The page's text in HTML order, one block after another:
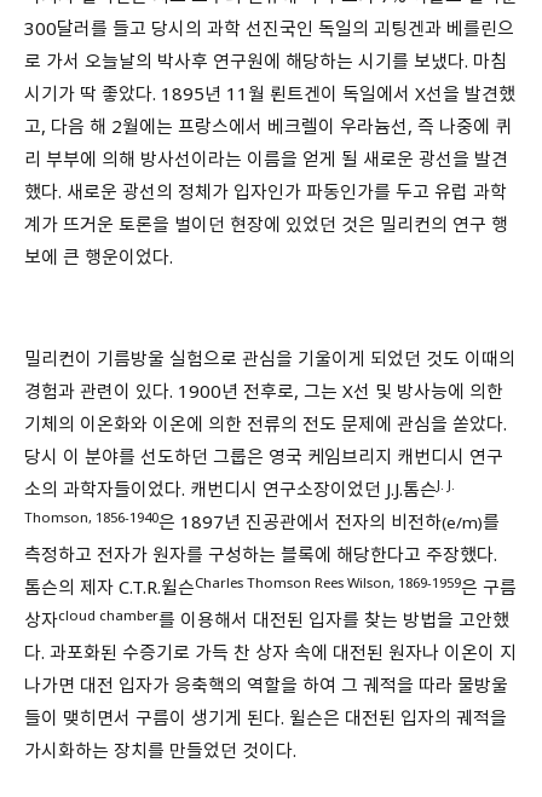
300달러를 들고 당시의 과학 선진국인 독일의 괴팅겐과 베를린으
로 가서 오늘날의 박사후 연구원에 해당하는 시기를 보냈다. 마침
시기가 딱 좋았다. 1895년 11월 뢴트겐이 독일에서 X선을 발견했
고, 다음 해 2월에는 프랑스에서 베크렐이 우라늄선, 즉 나중에 퀴
리 부부에 의해 방사선이라는 이름을 얻게 될 새로운 광선을 발견
했다. 새로운 광선의 정체가 입자인가 파동인가를 두고 유럽 과학
계가 뜨거운 토론을 벌이던 현장에 있었던 것은 밀리컨의 연구 행
보에 큰 행운이었다.
밀리컨이 기름방울 실험으로 관심을 기울이게 되었던 것도 이때의
경험과 관련이 있다. 1900년 전후로, 그는 X선 및 방사능에 의한
기체의 이온화와 이온에 의한 전류의 전도 문제에 관심을 쏟았다.
당시 이 분야를 선도하던 그룹은 영국 케임브리지 캐번디시 연구
소의 과학자들이었다. 캐번디시 연구소장이었던 J.J.톰슨J. J.
Thomson, 1856-1940은 1897년 진공관에서 전자의 비전하(e/m)를
측정하고 전자가 원자를 구성하는 블록에 해당한다고 주장했다.
톰슨의 제자 C.T.R.윌슨Charles Thomson Rees Wilson, 1869-1959은 구름
상자cloud chamber를 이용해서 대전된 입자를 찾는 방법을 고안했
다. 과포화된 수증기로 가득 찬 상자 속에 대전된 원자나 이온이 지
나가면 대전 입자가 응축핵의 역할을 하여 그 궤적을 따라 물방울
들이 맺히면서 구름이 생기게 된다. 윌슨은 대전된 입자의 궤적을
가시화하는 장치를 만들었던 것이다.